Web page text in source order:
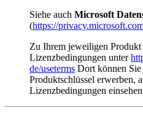
Siehe auch Microsoft
(https://
Zu Ihrem jeweiligen
Lizenzbedingungen unter
de/useterms Dort können Sie
Produktschlüssel erwerben,
Lizenzbedingungen